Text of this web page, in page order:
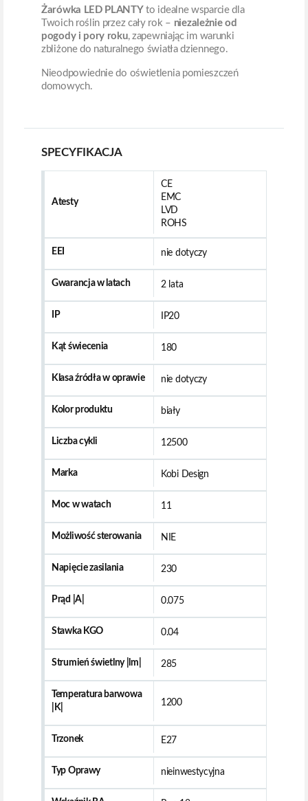
Żarówka LED PLANTY to idealne wsparcie dla
Twoich roślin przez cały rok – niezależnie od
pogody i pory roku, zapewniając im warunki
zbliżone do naturalnego światła dziennego.
Nieodpowiednie do oświetlenia pomieszczeń
domowych.
SPECYFIKACJA
Atesty
CE
EMC
LVD
ROHS
EEI nie dotyczy
Gwarancja w latach 2 lata
IP IP20
Kąt świecenia 180
Klasa źródła w oprawie nie dotyczy
Kolor produktu biały
Liczba cykli 12500
Marka Kobi Design
Moc w watach 11
Możliwość sterowania NIE
Napięcie zasilania 230
Prąd |A| 0.075
Stawka KGO 0.04
Strumień świetlny |lm| 285
Temperatura barwowa
|K|
1200
Trzonek E27
Typ Oprawy nieinwestycyjna